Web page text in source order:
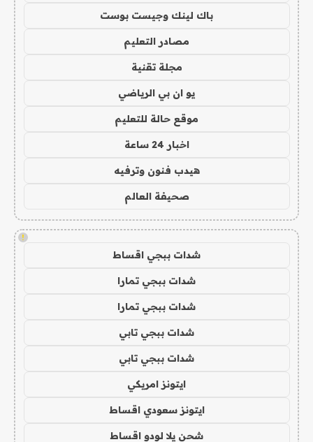
باك لينك وجيست بوست
مصادر التعليم
مجلة تقنية
يو ان بي الرياضي
موقع حالة للتعليم
اخبار 24 ساعة
هيدب فنون وترفيه
صحيفة العالم
!
شدات ببجي اقساط
شدات ببجي تمارا
شدات ببجي تمارا
شدات ببجي تابي
شدات ببجي تابي
ايتونز امريكي
ايتونز سعودي اقساط
شحن يلا لودو اقساط